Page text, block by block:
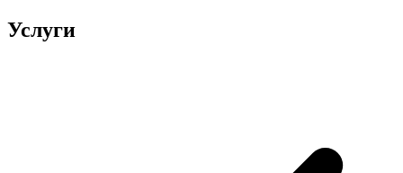
Услуги